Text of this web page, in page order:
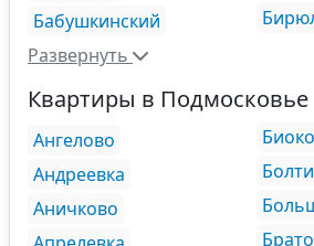
Бабушкинский
Развернуть
Квартиры в Подмосковье
Ангелово
Андреевка
Аничково